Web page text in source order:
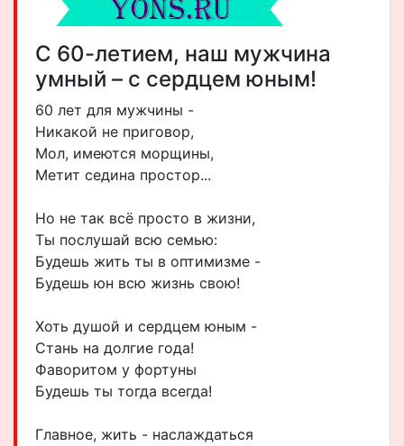
С 60-летием, наш мужчина
умный – с сердцем юным!
60 лет для мужчины -
Никакой не приговор,
Мол, имеются морщины,
Метит седина простор...
Но не так всё просто в жизни,
Ты послушай всю семью:
Будешь жить ты в оптимизме -
Будешь юн всю жизнь свою!
Хоть душой и сердцем юным -
Стань на долгие года!
Фаворитом у фортуны
Будешь ты тогда всегда!
Главное, жить - наслаждаться